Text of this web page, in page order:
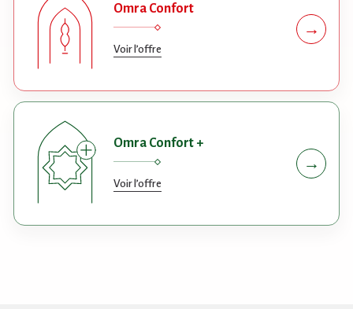
Omra Confort
Voir l’offre
→
Omra Confort +
Voir l’offre
→